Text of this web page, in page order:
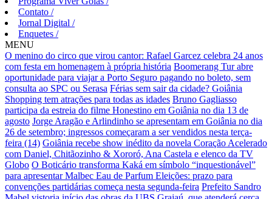
Contato /
Jornal Digital /
Enquetes /
MENU
O menino do circo que virou cantor: Rafael Garcez celebra 24 anos
com festa em homenagem à própria história Boomerang Tur abre
oportunidade para viajar a Porto Seguro pagando no boleto, sem
consulta ao SPC ou Serasa Férias sem sair da cidade? Goiânia
Shopping tem atrações para todas as idades Bruno Gagliasso
participa da estreia do filme Honestino em Goiânia no dia 13 de
agosto Jorge Aragão e Arlindinho se apresentam em Goiânia no dia
26 de setembro; ingressos começaram a ser vendidos nesta terça-
feira (14) Goiânia recebe show inédito da novela Coração Acelerado
com Daniel, Chitãozinho & Xororó, Ana Castela e elenco da TV
Globo O Boticário transforma Kaká em símbolo “inquestionável”
para apresentar Malbec Eau de Parfum Eleições: prazo para
convenções partidárias começa nesta segunda-feira Prefeito Sandro